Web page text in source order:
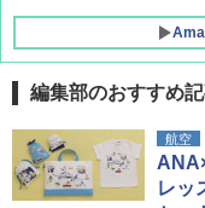
力
￥
[
プ
ッ
ッ
ラ
防
き
編集部のおすすめ
航空
レッ